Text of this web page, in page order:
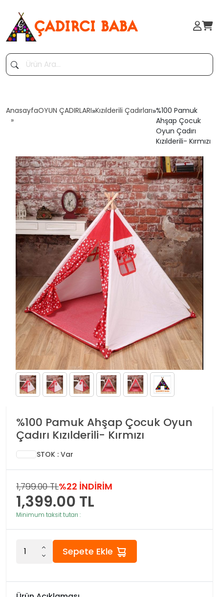
AnasayfaOYUN ÇADIRLARI»Kızılderili Çadırları»%100 Pamuk
Ahşap Çocuk
Oyun Çadırı
Kızılderili- Kırmızı
%100 Pamuk Ahşap Çocuk Oyun
Çadırı Kızılderili- Kırmızı
STOK : Var
1,799.00 TL%22 İNDİRİM
1,399.00 TL
Minimum taksit tutarı :
Sepete Ekle